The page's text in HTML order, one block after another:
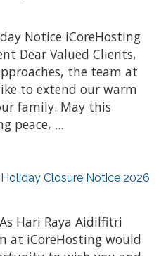
Notice iCoreHosting
Dear Valued Clients,
the team at
to extend our warm
family. May this
peace, ...
Closure Notice 2026
Hari Raya Aidilfitri
at iCoreHosting would